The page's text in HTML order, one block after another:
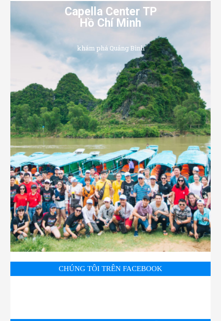
Capella Center TP
Hồ Chí Minh
khám phá Quảng Bình
CHÚNG TÔI TRÊN FACEBOOK